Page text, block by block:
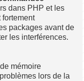
dans PHP et les
fortement
packages avant de
les interférences.
mémoire
lors de la